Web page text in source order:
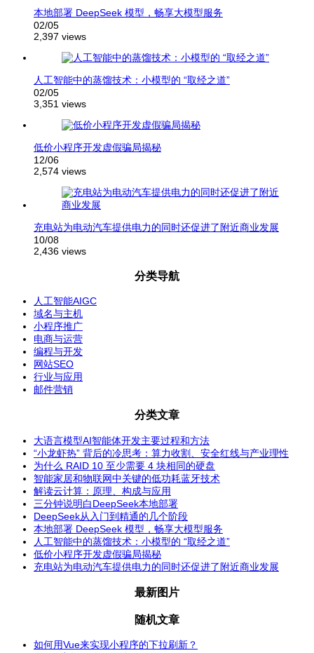
本地部署 DeepSeek 模型，畅享大模型服务
02/05
2,397 views
人工智能中的蒸馏技术：小模型的 “取经之道”
02/05
3,351 views
低价小程序开发虚假骗局揭秘
12/06
2,574 views
充电站为电动汽车提供电力的同时还促进了附近商业发展
10/08
2,436 views
分类导航
人工智能AIGC
域名与主机
小程序推广
电商与运营
编程与开发
网站SEO
行业与应用
邮件营销
分类文章
大语言模型AI智能体开发主要过程和方法
“小龙虾热” 背后的冷思考：算力收割、安全红线与产业理性
为什么 RAID 10 至少需要 4 块相同的硬盘
智能家居和物联网中关键的低功耗蓝牙技术
解读云计算：原理、构成与应用
三分钟说明白DeepSeek本地部署
DeepSeek从入门到精通的几个阶段
本地部署 DeepSeek 模型，畅享大模型服务
人工智能中的蒸馏技术：小模型的 “取经之道”
低价小程序开发虚假骗局揭秘
充电站为电动汽车提供电力的同时还促进了附近商业发展
最新图片
随机文章
如何用Vue来实现小程序的下拉刷新？